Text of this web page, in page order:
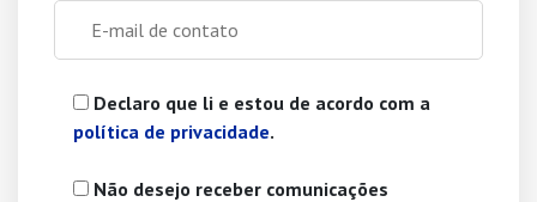
Declaro que li e estou de acordo com a
política de privacidade.
Não desejo receber comunicações